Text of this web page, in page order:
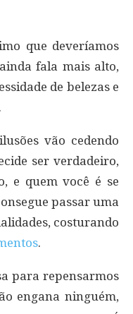
que deveríamos
fala mais alto,
de belezas e
vão cedendo
ser verdadeiro,
e quem você é se
passar uma
costurando
.
para repensarmos
engana ninguém,